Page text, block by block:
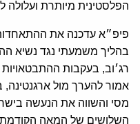
הפלסטינית מיותרת ועלולה
פיפ״א עדכנה את
בהליך משמעתי נגד נשיא
רג׳וב, בעקבות
אמור להערך מול
מסי והשווה את הנעשה
השלושים של המאה